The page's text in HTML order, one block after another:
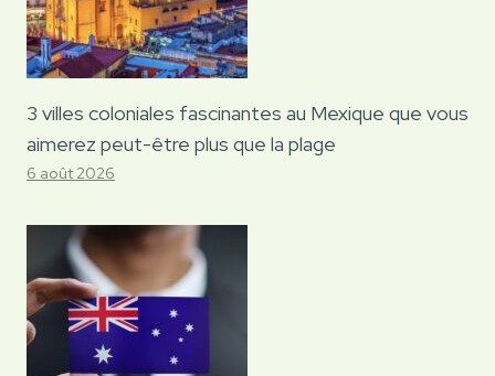
3 villes coloniales fascinantes au Mexique que vous
aimerez peut-être plus que la plage
6 août 2026